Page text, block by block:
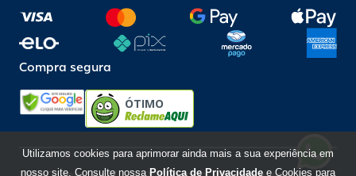
Compra segura
ÓTIMO
Utilizamos cookies para aprimorar ainda mais a sua experiência em
nosso site. Consulte nossa Política de Privacidade e Cookies para